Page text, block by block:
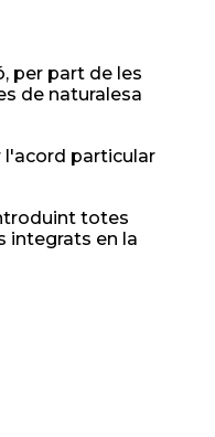
per part de les
de naturalesa
l'acord particular
totes
integrats en la